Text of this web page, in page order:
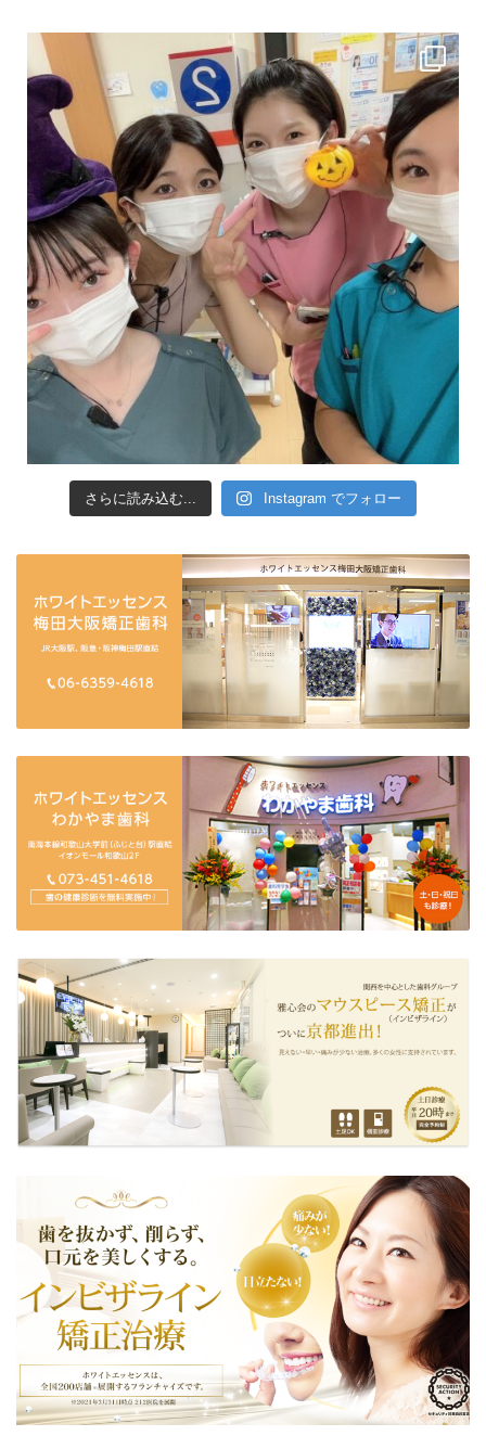
さらに読み込む... Instagram でフォロー